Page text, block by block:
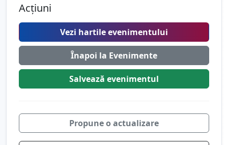
Acțiuni
Vezi hartile evenimentului
Înapoi la Evenimente
Salvează evenimentul
Propune o actualizare